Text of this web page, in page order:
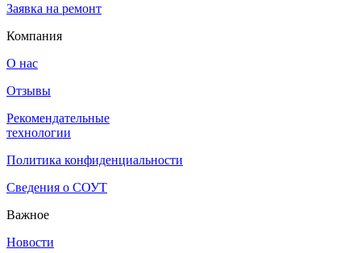
Заявка на ремонт
Компания
О нас
Отзывы
Рекомендательные
технологии
Политика конфиденциальности
Сведения о СОУТ
Важное
Новости